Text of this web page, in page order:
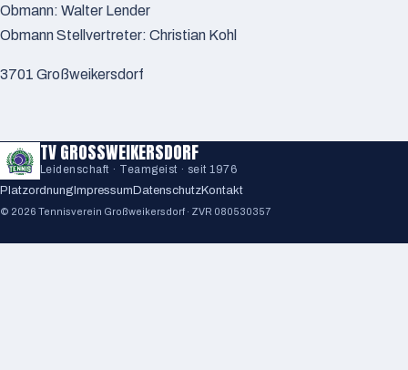
Obmann: Walter Lender
Obmann Stellvertreter: Christian Kohl
3701 Großweikersdorf
TV GROSSWEIKERSDORF
Leidenschaft · Teamgeist · seit 1976
PlatzordnungImpressumDatenschutzKontakt
© 2026 Tennisverein Großweikersdorf · ZVR 080530357